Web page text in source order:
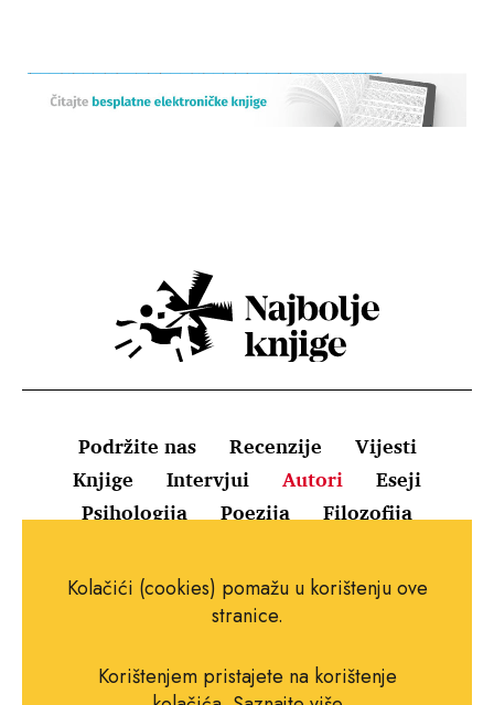
Podržite nas Recenzije
Vijesti
Knjige
Intervjui Autori
Eseji
Psihologija
Poezija Filozofija
Uvjeti korištenja
Pravila o kolačićima
Impressum
Kolačići (cookies) pomažu u korištenju ove
stranice.
Korištenjem pristajete na korištenje